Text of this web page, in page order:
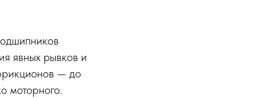
явных рывков и
— до
моторного.